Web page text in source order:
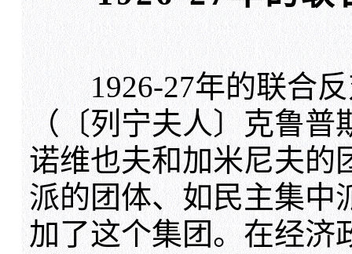
1926-27年的联合反
（〔列宁夫人〕克鲁
诺维也夫和加米尼夫的
派的团体、如民主集中
加了这个集团。在经济